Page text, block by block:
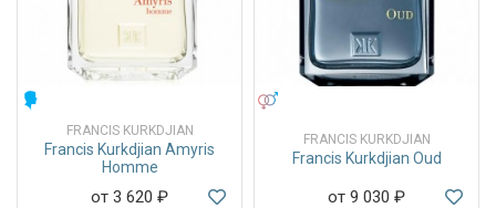
FRANCIS KURKDJIAN
Francis Kurkdjian Amyris
Homme
от 3 620 ₽
FRANCIS KURKDJIAN
Francis Kurkdjian Oud
от 9 030 ₽